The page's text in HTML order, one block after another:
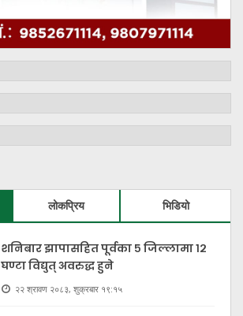
लोकप्रिय भिडियो
शनिबार झापासहित पूर्वका ५ जिल्लामा १२
घण्टा विद्युत् अवरुद्ध हुने
२२ श्रावण २०८३, शुक्रबार १९:१५